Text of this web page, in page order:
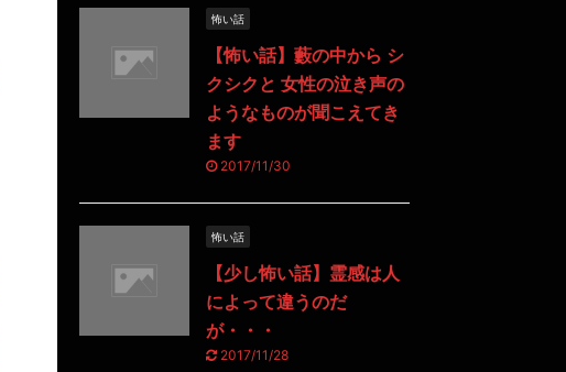
怖い話
【怖い話】藪の中から シ
クシクと 女性の泣き声の
ようなものが聞こえてき
ます
2017/11/30
怖い話
【少し怖い話】霊感は人
によって違うのだ
が・・・
2017/11/28